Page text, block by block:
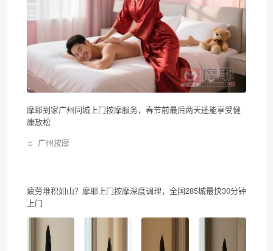
摩耶到家广州同城上门按摩服务，春节前最后两天还能享受健
康放松
广州按摩
疲劳堆积如山？摩耶上门按摩深度调理，全国285城最快30分钟
上门